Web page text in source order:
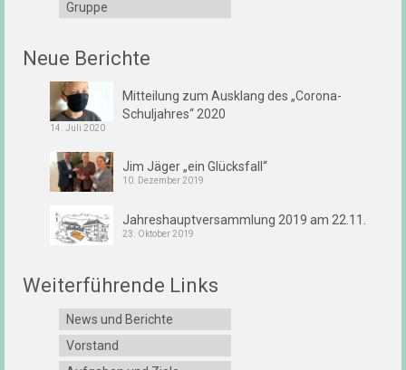
Gruppe
Neue Berichte
Mitteilung zum Ausklang des „Corona-
Schuljahres“ 2020
14. Juli 2020
Jim Jäger „ein Glücksfall“
10. Dezember 2019
Jahreshauptversammlung 2019 am 22.11.
23. Oktober 2019
Weiterführende Links
News und Berichte
Vorstand